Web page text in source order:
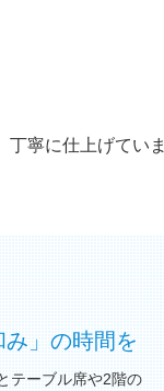
寧に仕上げていま
」の時間を
テーブル席や2階の